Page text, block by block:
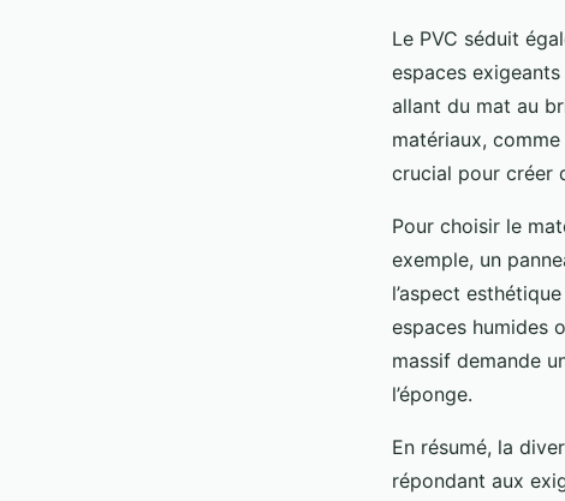
Le PVC séduit
espaces
allant du mat au
matériaux,
crucial pour créer
Pour choisir le
exemple, un
l’aspect
espaces humides
massif demande
l’éponge.
En résumé, la
répondant aux